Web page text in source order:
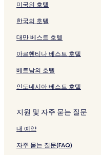
미국의 호텔
한국의 호텔
대만 베스트 호텔
아르헨티나 베스트 호텔
베트남의 호텔
인도네시아 베스트 호텔
지원 및 자주 묻는 질문
내 예약
자주 묻는 질문(FAQ)